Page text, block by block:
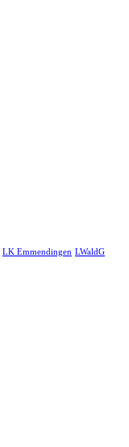
LK Emmendingen LWaldG